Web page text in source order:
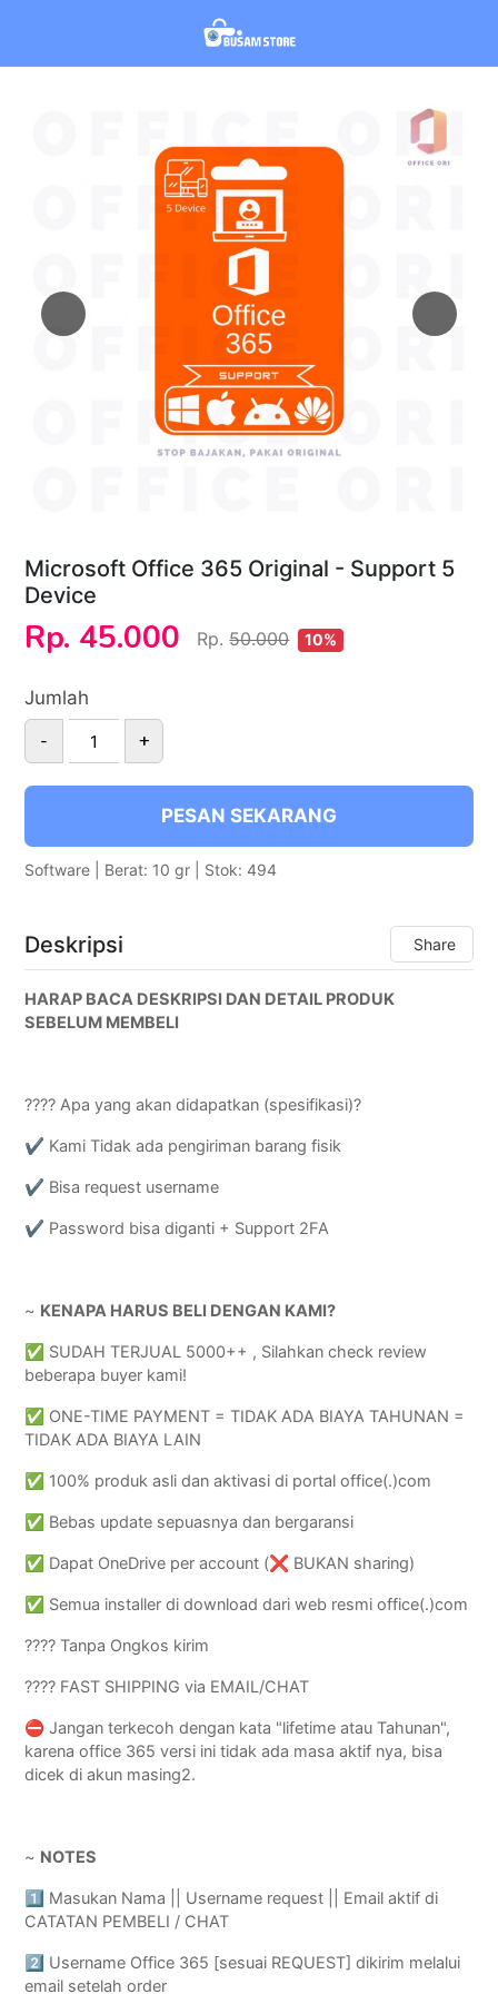
Microsoft Office 365 Original - Support 5
Device
Rp. 45.000 Rp.50.000 10%
Jumlah
- +
PESAN SEKARANG
Software | Berat: 10 gr | Stok: 494
Deskripsi Share
HARAP BACA DESKRIPSI DAN DETAIL PRODUK
SEBELUM MEMBELI
???? Apa yang akan didapatkan (spesifikasi)?
✔️ Kami Tidak ada pengiriman barang fisik
✔️ Bisa request username
✔️ Password bisa diganti + Support 2FA
~ KENAPA HARUS BELI DENGAN KAMI?
✅ SUDAH TERJUAL 5000++ , Silahkan check review
beberapa buyer kami!
✅ ONE-TIME PAYMENT = TIDAK ADA BIAYA TAHUNAN =
TIDAK ADA BIAYA LAIN
✅ 100% produk asli dan aktivasi di portal office(.)com
✅ Bebas update sepuasnya dan bergaransi
✅ Dapat OneDrive per account (❌ BUKAN sharing)
✅ Semua installer di download dari web resmi office(.)com
???? Tanpa Ongkos kirim
???? FAST SHIPPING via EMAIL/CHAT
⛔️ Jangan terkecoh dengan kata "lifetime atau Tahunan",
karena office 365 versi ini tidak ada masa aktif nya, bisa
dicek di akun masing2.
~ NOTES
1️⃣ Masukan Nama || Username request || Email aktif di
CATATAN PEMBELI / CHAT
2️⃣ Username Office 365 [sesuai REQUEST] dikirim melalui
email setelah order